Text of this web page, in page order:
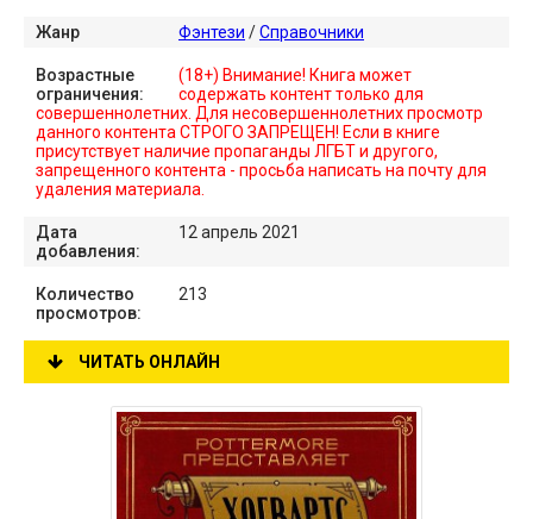
Жанр Фэнтези /Справочники
Возрастные
ограничения:
(18+) Внимание! Книга может
содержать контент только для
совершеннолетних. Для несовершеннолетних просмотр
данного контента СТРОГО ЗАПРЕЩЕН! Если в книге
присутствует наличие пропаганды ЛГБТ и другого,
запрещенного контента - просьба написать на почту для
удаления материала.
Дата
добавления:
12 апрель 2021
Количество
просмотров:
213
ЧИТАТЬ ОНЛАЙН